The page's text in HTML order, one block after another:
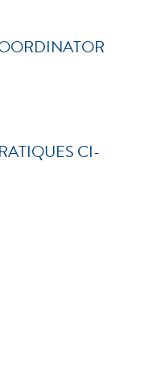
CI-